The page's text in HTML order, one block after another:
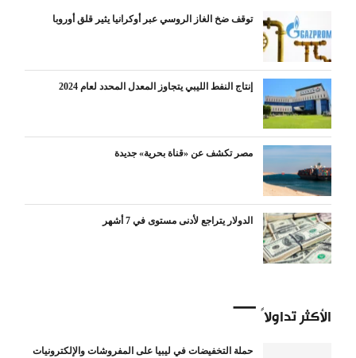
توقف ضخ الغاز الروسي عبر أوكرانيا يثير قلق أوروبا
إنتاج النفط الليبي يتجاوز المعدل المحدد لعام 2024
مصر تكشف عن «قناة بحرية» جديدة
الدولار يتراجع لأدنى مستوى في 7 أشهر
الأكثر تداولاً
حملة التخفيضات في ليبيا على المفروشات والإلكترونيات